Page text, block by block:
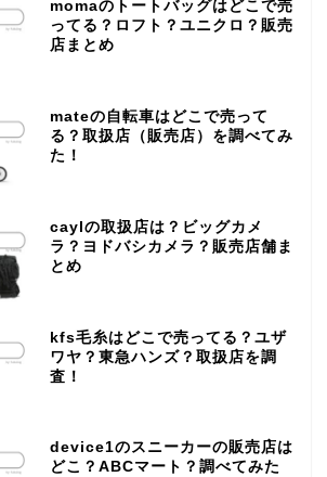
momaのトートバッグはどこで売
ってる？ロフト？ユニクロ？販売
店まとめ
mateの自転車はどこで売って
る？取扱店（販売店）を調べてみ
た！
caylの取扱店は？ビッグカメ
ラ？ヨドバシカメラ？販売店舗ま
とめ
kfs毛糸はどこで売ってる？ユザ
ワヤ？東急ハンズ？取扱店を調
査！
device1のスニーカーの販売店は
どこ？ABCマート？調べてみた